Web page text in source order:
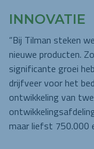
INNOVATIE
“Bij Tilman steken
nieuwe producten.
significante groei
drijfveer voor het
ontwikkeling van
maar liefst 750.000